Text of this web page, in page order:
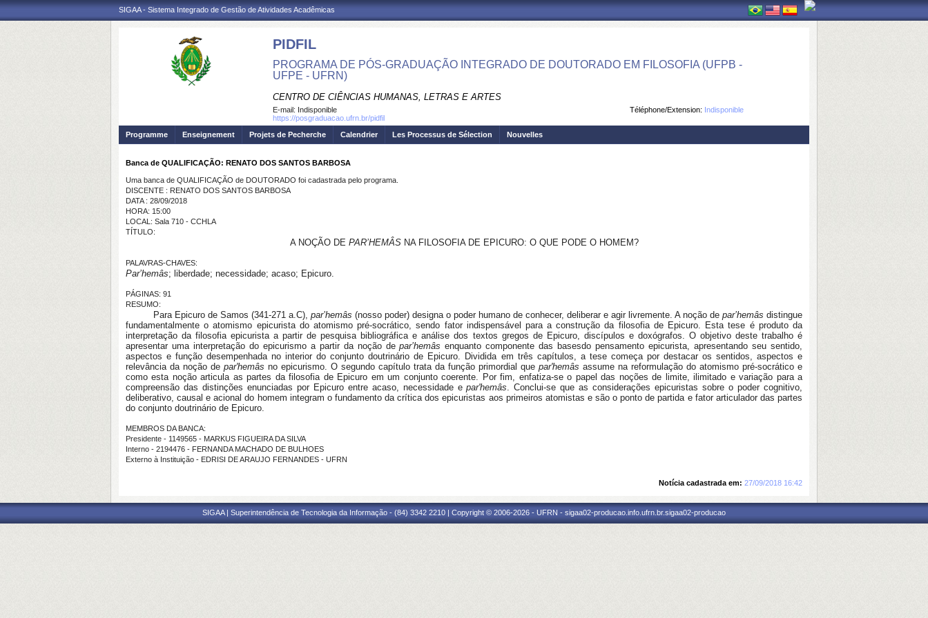
SIGAA - Sistema Integrado de Gestão de Atividades Acadêmicas
PIDFIL
PROGRAMA DE PÓS-GRADUAÇÃO INTEGRADO DE DOUTORADO EM FILOSOFIA (UFPB -
UFPE - UFRN)
CENTRO DE CIÊNCIAS HUMANAS, LETRAS E ARTES
Téléphone/Extension: Indisponible
E-mail: Indisponible
https://posgraduacao.ufrn.br/pidfil
Programme
Enseignement Projets de Pecherche Calendrier Les Processus de Sélection Nouvelles
Banca de QUALIFICAÇÃO: RENATO DOS SANTOS BARBOSA
Uma banca de QUALIFICAÇÃO de DOUTORADO foi cadastrada pelo programa.
DISCENTE : RENATO DOS SANTOS BARBOSA
DATA : 28/09/2018
HORA: 15:00
LOCAL: Sala 710 - CCHLA
TÍTULO:
A NOÇÃO DE PAR’HEMÂSNA FILOSOFIA DE EPICURO: O QUE PODE O HOMEM?
PALAVRAS-CHAVES:
Par’hemâs; liberdade; necessidade; acaso; Epicuro.
PÁGINAS: 91
RESUMO:
Para Epicuro de Samos (341-271 a.C), par’hemâs (nosso poder) designa o poder humano de conhecer, deliberar e agir livremente. A noção de par’hemâs distingue
fundamentalmente o atomismo epicurista do atomismo pré-socrático, sendo fator indispensável para a construção da filosofia de Epicuro. Esta tese é produto da
interpretação da filosofia epicurista a partir de pesquisa bibliográfica e análise dos textos gregos de Epicuro, discípulos e doxógrafos. Oobjetivo deste trabalhoé
apresentar uma interpretação do epicurismo a partir da noção depar’hemâs enquanto componente das basesdopensamentoepicurista,apresentando seu sentido,
aspectos e função desempenhada no interior do conjunto doutrinário de Epicuro. Dividida em três capítulos, a tese começa por destacar os sentidos, aspectos e
relevância da noção de par'hemâs no epicurismo. O segundo capítulo trata da função primordial que par'hemâs assume na reformulação do atomismo pré-socrático e
como esta noção articula as partes da filosofia de Epicuro em um conjunto coerente. Por fim, enfatiza-se o papel das noções de limite, ilimitado e variação para a
compreensão das distinções enunciadas por Epicuro entre acaso, necessidade epar'hemâs. Conclui-se que as considerações epicuristas sobre o poder cognitivo,
deliberativo, causal e acional do homem integram o fundamento da crítica dos epicuristas aos primeiros atomistas e são o ponto de partida e fator articulador das partes
do conjunto doutrinário de Epicuro.
MEMBROS DA BANCA:
Presidente - 1149565 - MARKUS FIGUEIRA DA SILVA
Interno - 2194476 - FERNANDA MACHADO DE BULHOES
Externo à Instituição - EDRISI DE ARAUJO FERNANDES - UFRN
Notícia cadastrada em: 27/09/2018 16:42
SIGAA | Superintendência de Tecnologia da Informação - (84) 3342 2210 | Copyright © 2006-2026 - UFRN - sigaa02-producao.info.ufrn.br.sigaa02-producao